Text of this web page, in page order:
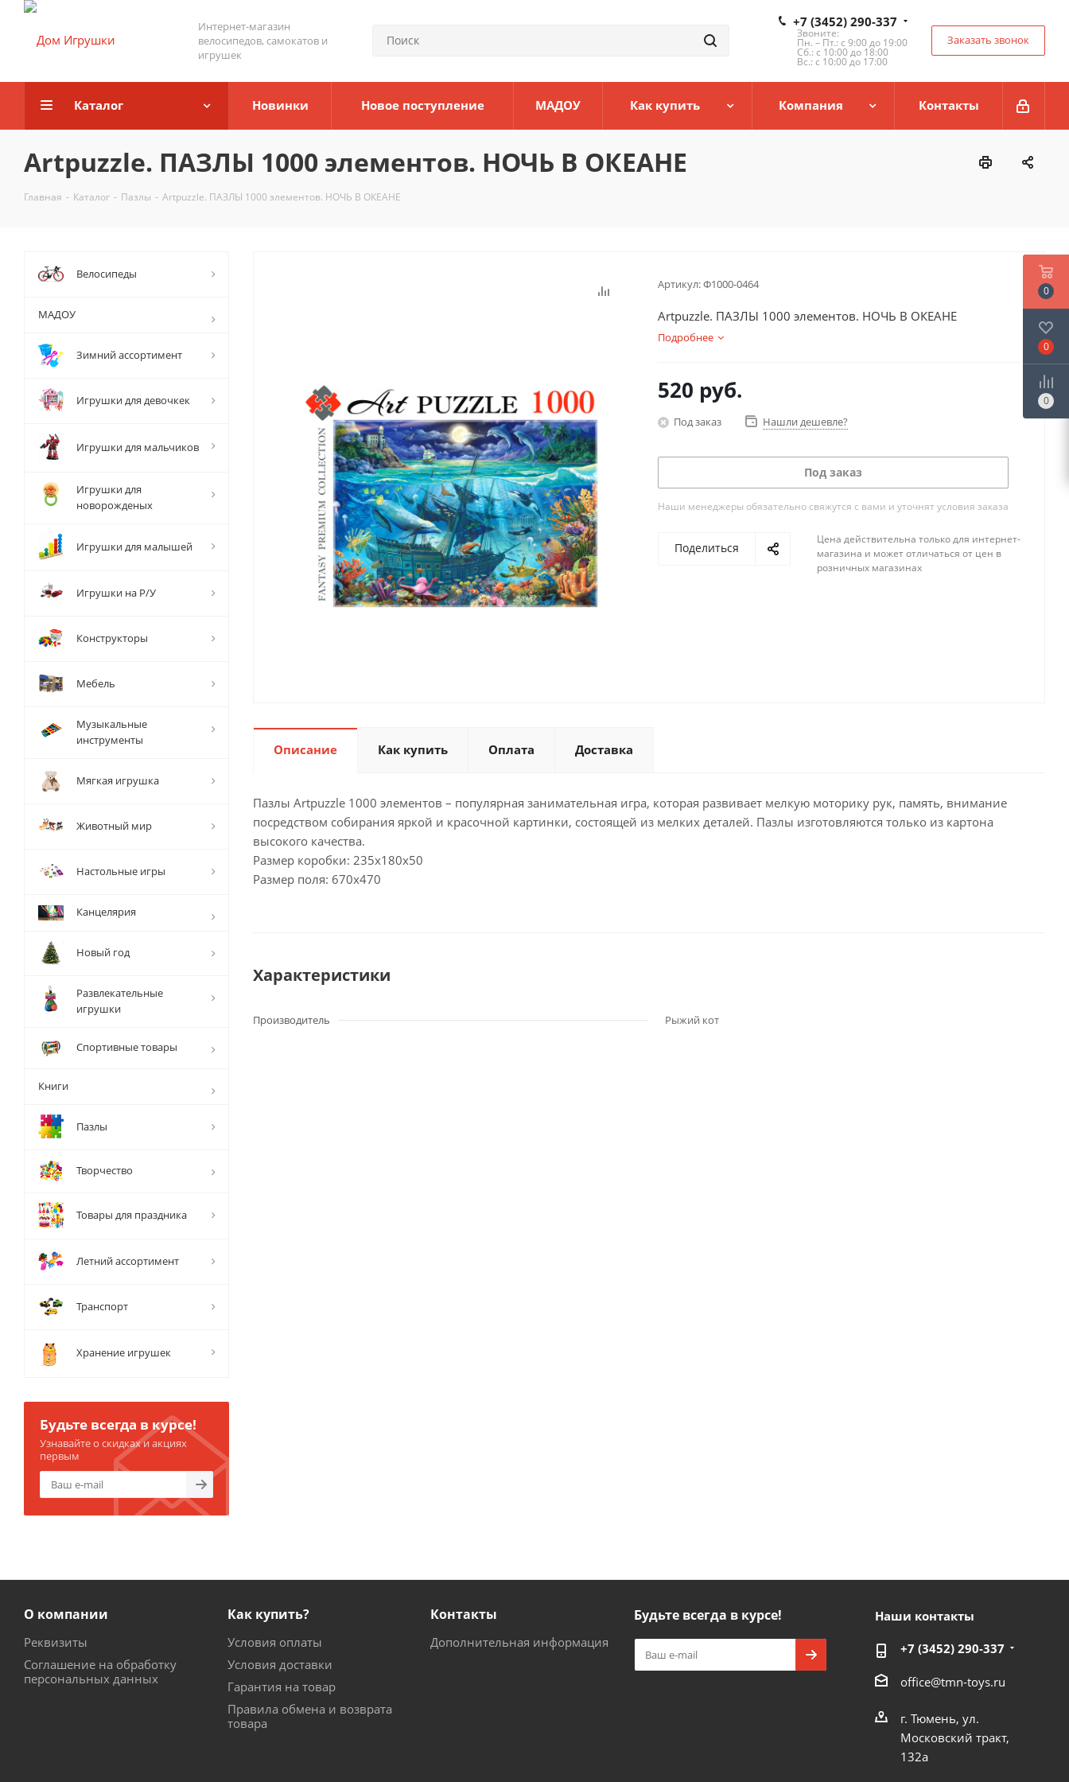
Интернет-магазин
велосипедов, самокатов и
игрушек
+7 (3452) 290-337
Звоните:
Пн. – Пт.: с 9:00 до 19:00
Сб.: с 10:00 до 18:00
Вс.: с 10:00 до 17:00
Заказать звонок
Каталог Новинки Новое поступление МАДОУ Как купить Компания Контакты
Artpuzzle. ПАЗЛЫ 1000 элементов. НОЧЬ В ОКЕАНЕ
Главная - Каталог - Пазлы - Artpuzzle. ПАЗЛЫ 1000 элементов. НОЧЬ В ОКЕАНЕ
Артикул:Ф1000-0464
Artpuzzle. ПАЗЛЫ 1000 элементов. НОЧЬ В ОКЕАНЕ
Подробнее
520 руб.
Под заказ Нашли дешевле?
Под заказ
Наши менеджеры обязательно свяжутся с вами и уточнят условия заказа
Поделиться
Цена действительна только для интернет-
магазина и может отличаться от цен в
розничных магазинах
Описание Как купить Оплата Доставка
Пазлы Artpuzzle 1000 элементов – популярная занимательная игра, которая развивает мелкую моторику рук, память, внимание
посредством собирания яркой и красочной картинки, состоящей из мелких деталей. Пазлы изготовляются только из картона
высокого качества.
Размер коробки: 235х180х50
Размер поля: 670х470
Характеристики
Производитель Рыжий кот
Велосипеды
МАДОУ
Зимний ассортимент
Игрушки для девочкек
Игрушки для мальчиков
Игрушки для
новорожденых
Игрушки для малышей
Игрушки на Р/У
Конструкторы
Мебель
Музыкальные
инструменты
Мягкая игрушка
Животный мир
Настольные игры
Канцелярия
Новый год
Развлекательные
игрушки
Спортивные товары
Книги
Пазлы
Творчество
Товары для праздника
Летний ассортимент
Транспорт
Хранение игрушек
Будьте всегда в курсе!
Узнавайте о скидках и акциях
первым
О компании
Реквизиты
Соглашение на обработку
персональных данных
Как купить?
Условия оплаты
Условия доставки
Гарантия на товар
Правила обмена и возврата
товара
Контакты
Дополнительная информация
Будьте всегда в курсе! Наши контакты
+7 (3452) 290-337
office@tmn-toys.ru
г. Тюмень, ул.
Московский тракт,
132а
0
0
0